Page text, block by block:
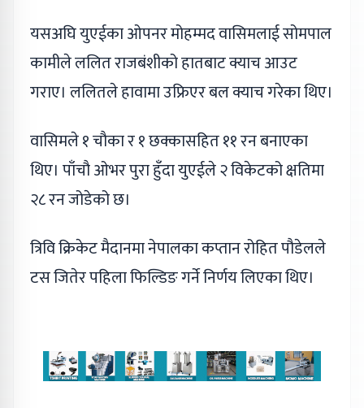
यसअघि युएईका ओपनर मोहम्मद वासिमलाई सोमपाल
कामीले ललित राजबंशीको हातबाट क्याच आउट
गराए। ललितले हावामा उफ्रिएर बल क्याच गरेका थिए।
वासिमले १ चौका र १ छक्कासहित ११ रन बनाएका
थिए। पाँचौ ओभर पुरा हुँदा युएईले २ विकेटको क्षतिमा
२८ रन जोडेको छ।
त्रिवि क्रिकेट मैदानमा नेपालका कप्तान रोहित पौडेलले
टस जितेर पहिला फिल्डिङ गर्ने निर्णय लिएका थिए।